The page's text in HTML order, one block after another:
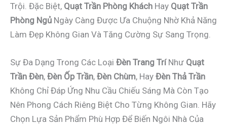
Trội. Đặc Biệt, Quạt Trần Phòng Khách Hay Quạt Trần
Phòng Ngủ Ngày Càng Được Ưa Chuộng Nhờ Khả Năng
Làm Đẹp Không Gian Và Tăng Cường Sự Sang Trọng.
Sự Đa Dạng Trong Các Loại Đèn Trang TríNhư Quạt
Trần Đèn, Đèn Ốp Trần, Đèn Chùm, Hay Đèn Thả Trần
Không Chỉ Đáp Ứng Nhu Cầu Chiếu Sáng Mà Còn Tạo
Nên Phong Cách Riêng Biệt Cho Từng Không Gian. Hãy
Chọn Lựa Sản Phẩm Phù Hợp Để Biến Ngôi Nhà Của